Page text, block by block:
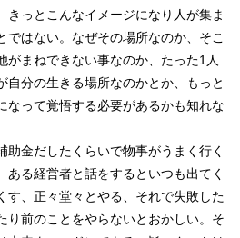
きっとこんなイメージになり人が集ま
ではない。なぜその場所なのか、そこ
がまねできない事なのか、たった1人
自分の生きる場所なのかとか、もっと
なって覚悟する必要があるかも知れな
助金だしたくらいで物事がうまく行く
ある経営者と話をするといつも出てく
す、正々堂々とやる、それで失敗した
り前のことをやらないとおかしい。そ